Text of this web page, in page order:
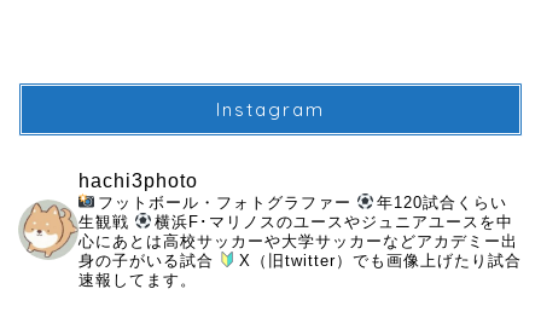
Instagram
hachi3photo
フットボール・フォトグラファー
年120試合くらい
生観戦
横浜F･マリノスのユースやジュニアユースを中
心にあとは高校サッカーや大学サッカーなどアカデミー出
身の子がいる試合
X（旧twitter）でも画像上げたり試合
速報してます。